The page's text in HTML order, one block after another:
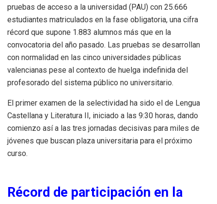
pruebas de acceso a la universidad (PAU) con 25.666
estudiantes matriculados en la fase obligatoria, una cifra
récord que supone 1.883 alumnos más que en la
convocatoria del año pasado. Las pruebas se desarrollan
con normalidad en las cinco universidades públicas
valencianas pese al contexto de huelga indefinida del
profesorado del sistema público no universitario.
El primer examen de la selectividad ha sido el de Lengua
Castellana y Literatura II, iniciado a las 9:30 horas, dando
comienzo así a las tres jornadas decisivas para miles de
jóvenes que buscan plaza universitaria para el próximo
curso.
Récord de participación en la